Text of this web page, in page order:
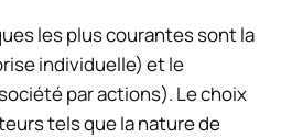
les plus courantes sont la
individuelle) et le
par actions). Le choix
tels que la nature de